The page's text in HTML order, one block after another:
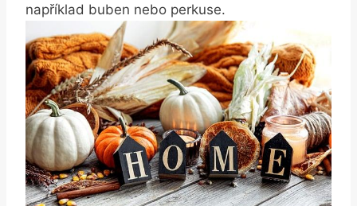
například buben nebo perkuse.